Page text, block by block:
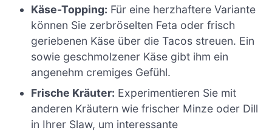
Käse-Topping: Für eine herzhaftere Variante
können Sie zerbröselten Feta oder frisch
geriebenen Käse über die Tacos streuen. Ein
sowie geschmolzener Käse gibt ihm ein
angenehm cremiges Gefühl.
Frische Kräuter: Experimentieren Sie mit
anderen Kräutern wie frischer Minze oder Dill
in Ihrer Slaw, um interessante